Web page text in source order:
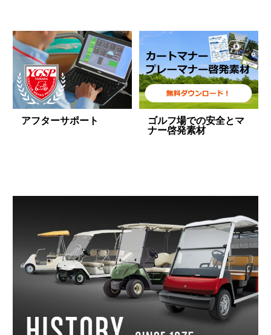
アフターサポート
ゴルフ場での安全とマ
ナー啓発素材